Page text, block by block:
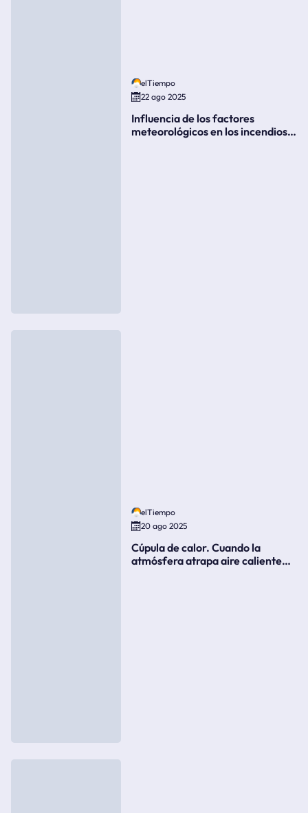
elTiempo
22 ago 2025
Influencia de los factores
meteorológicos en los incendios
elTiempo
20 ago 2025
Cúpula de calor. Cuando la
atmósfera atrapa aire caliente